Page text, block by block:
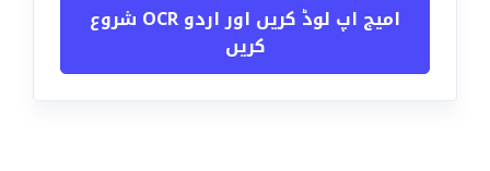
امیج اپ لوڈ کریں اور اردو OCR شروع
کریں